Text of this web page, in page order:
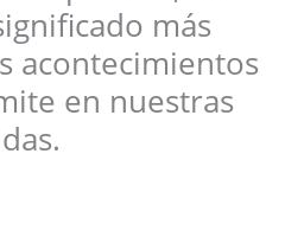
más
acontecimientos
en nuestras